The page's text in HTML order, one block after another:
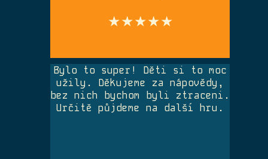
★★★★★
Bylo to super! Děti si to moc
užily. Děkujeme za nápovědy,
bez nich bychom byli ztraceni.
Určitě půjdeme na další hru.